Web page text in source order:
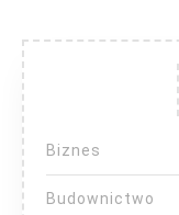
Biznes
Budownictwo